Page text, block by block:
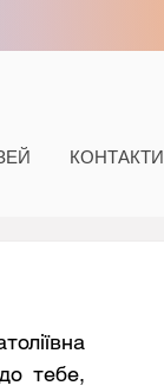
КОНТАКТИ
тебе,